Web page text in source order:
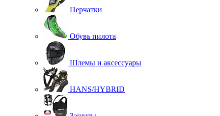
Перчатки
Обувь пилота
Шлемы и аксессуары
HANS/HYBRID